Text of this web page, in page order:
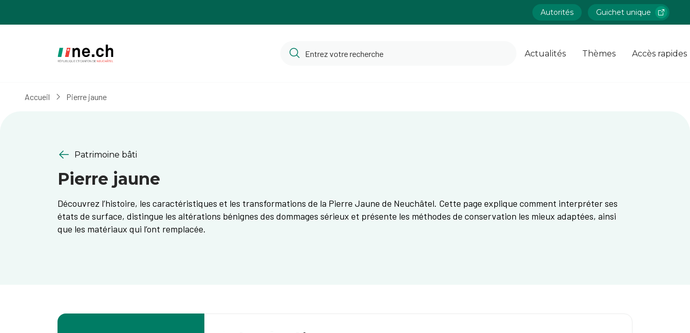
Autorités Guichet unique
Actualités Thèmes Accès rapides
Accueil Pierre jaune
Patrimoine bâti
Pierre jaune
Découvrez l’histoire, les caractéristiques et les transformations de la Pierre Jaune de Neuchâtel. Cette page explique comment interpréter ses
états de surface, distingue les altérations bénignes des dommages sérieux et présente les méthodes de conservation les mieux adaptées, ainsi
que les matériaux qui l’ont remplacée.